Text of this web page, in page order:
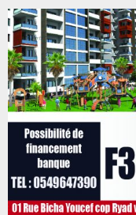
u
r
n
a
l
d
u
o
û